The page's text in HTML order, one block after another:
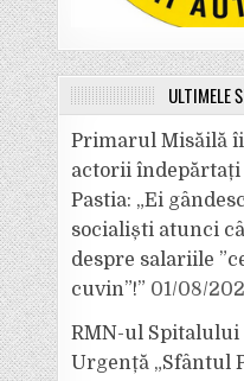
ULTIMELE
Primarul Misăilă
actorii
Pastia: „Ei
socialiști atunci
despre salariile
cuvin”!” 01/08/
RMN-ul Spitalului
Urgență „Sfântul